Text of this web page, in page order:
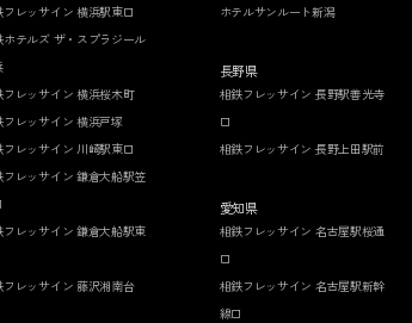
フレッサイン 横浜駅東口
ホテルズ ザ・スプラジール
フレッサイン 横浜桜木町
フレッサイン 横浜戸塚
フレッサイン 川崎駅東口
フレッサイン 鎌倉大船駅笠
フレッサイン 鎌倉大船駅東
フレッサイン 藤沢湘南台
ホテルサンルート新潟
長野県
相鉄フレッサイン 長野駅善光寺
口
相鉄フレッサイン 長野上田駅前
愛知県
相鉄フレッサイン 名古屋駅桜通
口
相鉄フレッサイン 名古屋駅新幹
線口